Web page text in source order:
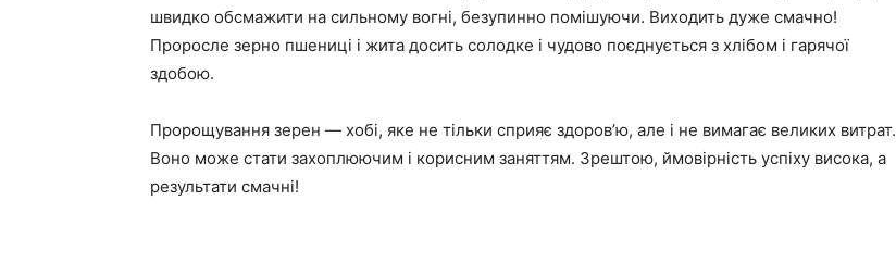
швидко обсмажити на сильному вогні, безупинно помішуючи. Виходить дуже смачно!
Проросле зерно пшениці і жита досить солодке і чудово поєднується з хлібом і гарячої
здобою.
Пророщування зерен — хобі, яке не тільки сприяє здоров’ю, але і не вимагає великих витрат.
Воно може стати захоплюючим і корисним заняттям. Зрештою, ймовірність успіху висока, а
результати смачні!